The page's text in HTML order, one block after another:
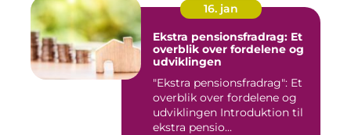
16. jan
Ekstra pensionsfradrag: Et
overblik over fordelene og
udviklingen
"Ekstra pensionsfradrag": Et
overblik over fordelene og
udviklingen Introduktion til
ekstra pensio...